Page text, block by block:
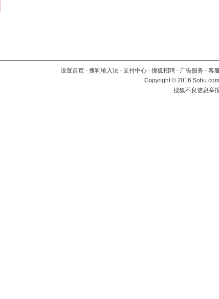
设置首页 - 搜狗输入法 - 支付中心 - 搜狐招聘 - 广告服务 - 客
Copyright©2016
搜狐不良信息举